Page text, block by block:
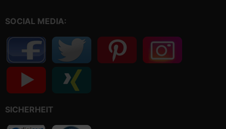
SOCIAL MEDIA:
SICHERHEIT